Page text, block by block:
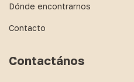
Dónde encontrarnos
Contacto
Contactános